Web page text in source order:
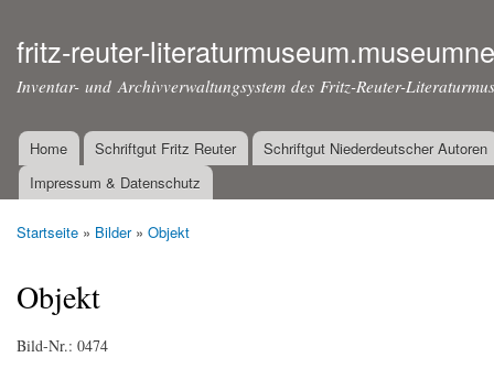
fritz-reuter-
Inventar- und Archivverwaltungsystem des Fritz-Reuter-
Hauptmenü
Home Schriftgut Fritz Reuter
Schriftgut Niederdeutscher Autoren
Impressum & Datenschutz
Startseite » Bilder» Objekt
Objekt
Bild-Nr.: 0474